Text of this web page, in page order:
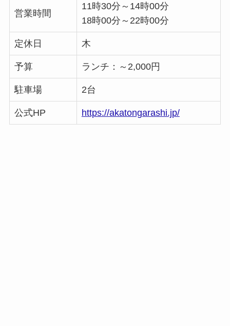
営業時間
11時30分～14時00分
18時00分～22時00分
定休日 木
予算 ランチ：～2,000円
駐車場 2台
公式HP https://akatongarashi.jp/